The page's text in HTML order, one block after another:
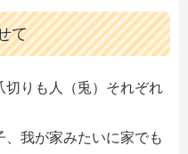
て
切りも人（兎）それぞれ
我が家みたいに家でも